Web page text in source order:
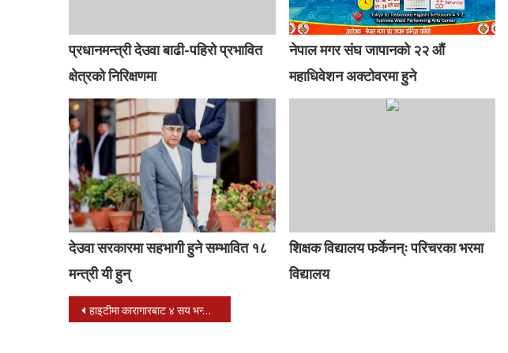
प्रधानमन्त्री देउवा बाढी-पहिरो प्रभावित
क्षेत्रको निरिक्षणमा
नेपाल मगर संघ जापानको २२ औं
महाधिवेशन अक्टोवरमा हुने
देउवा सरकारमा सहभागी हुने सम्भावित १८
मन्त्री यी हुन्
शिक्षक विद्यालय फर्केनन्ः परिचरका भरमा
विद्यालय
Post
हाइटीमा कारागारबाट ४ सय भन्दा बढी कैदीबन्दी भागे, २५ बढीको मृत्यु